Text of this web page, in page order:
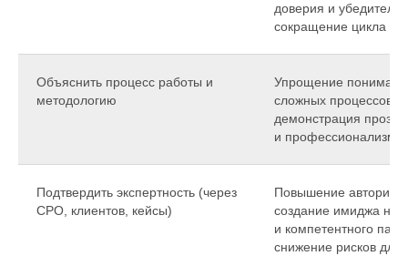
доверия и
сокращение цикла
Объяснить процесс работы и
методологию
Упрощение
сложных процессов,
демонстрация
и профессионализма
Подтвердить экспертность (через
СРО, клиентов, кейсы)
Повышение
создание имиджа
и компетентного
снижение рисков для